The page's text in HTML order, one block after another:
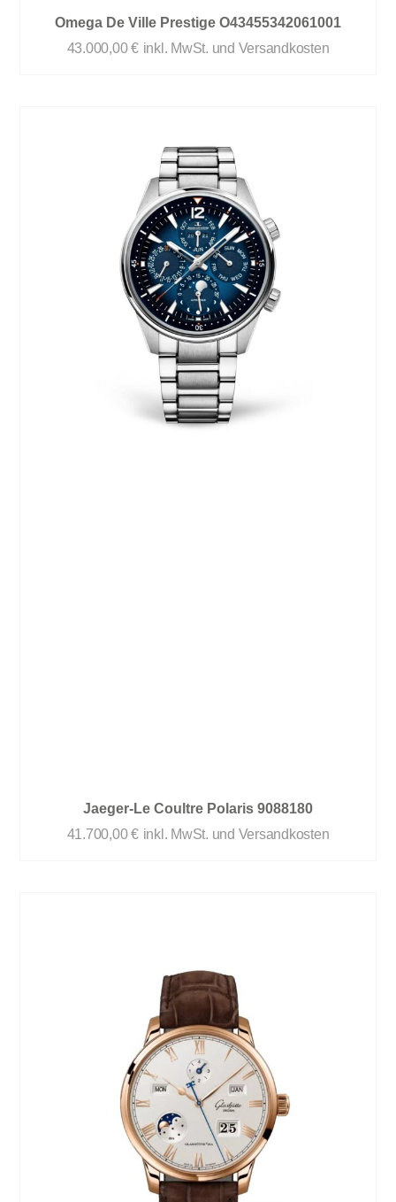
Omega De Ville Prestige O43455342061001
43.000,00€ inkl. MwSt. und Versandkosten
Jaeger-Le Coultre Polaris 9088180
41.700,00€ inkl. MwSt. und Versandkosten